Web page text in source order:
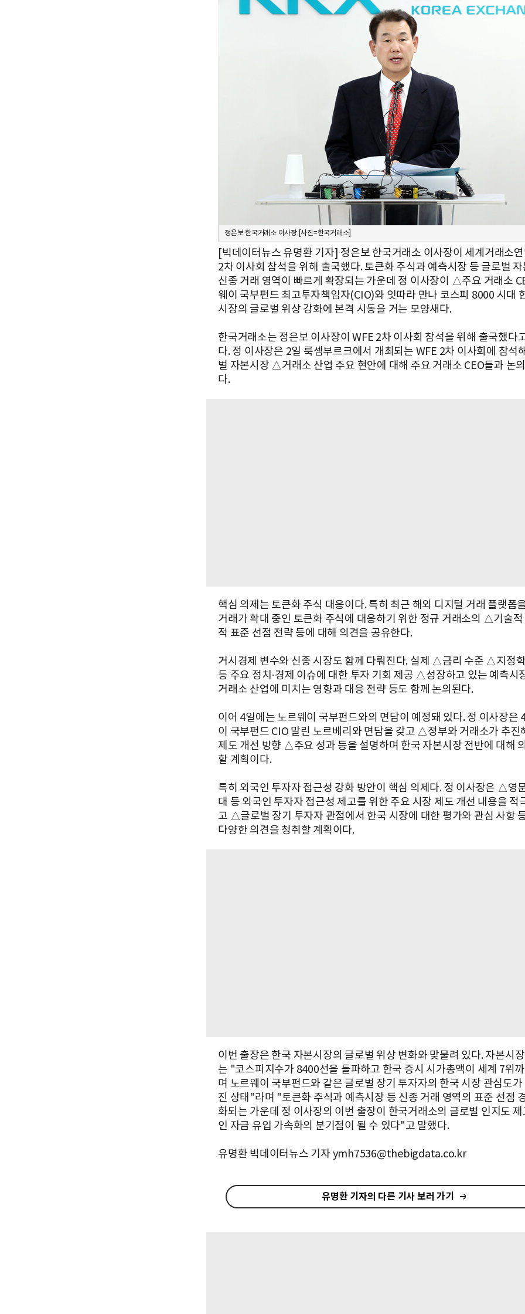
정은보 한국거래소 이사장.[사진=한국거래소]
[빅데이터뉴스 유명환 기자] 정은보 한국거래소 이사장이 세계거래소
2차 이사회 참석을 위해 출국했다. 토큰화 주식과 예측시장 등 글로벌 자
신종 거래 영역이 빠르게 확장되는 가운데 정 이사장이 △주요 거래소
웨이 국부펀드 최고투자책임자(CIO)와 잇따라 만나 코스피 8000 시대
시장의 글로벌 위상 강화에 본격 시동을 거는 모양새다.
한국거래소는 정은보 이사장이 WFE 2차 이사회 참석을 위해 출국했다
다. 정 이사장은 2일 룩셈부르크에서 개최되는 WFE 2차 이사회에 참석
벌 자본시장 △거래소 산업 주요 현안에 대해 주요 거래소 CEO들과 논의
다.
핵심 의제는 토큰화 주식 대응이다. 특히 최근 해외 디지털 거래 플랫폼
거래가 확대 중인 토큰화 주식에 대응하기 위한 정규 거래소의 △기술
적 표준 선점 전략 등에 대해 의견을 공유한다.
거시경제 변수와 신종 시장도 함께 다뤄진다. 실제 △금리 수준 △지정
등 주요 정치·경제 이슈에 대한 투자 기회 제공 △성장하고 있는 예측시
거래소 산업에 미치는 영향과 대응 전략 등도 함께 논의된다.
이어 4일에는 노르웨이 국부펀드와의 면담이 예정돼 있다. 정 이사장은
이 국부펀드 CIO 말린 노르베리와 면담을 갖고 △정부와 거래소가 추진
제도 개선 방향 △주요 성과 등을 설명하며 한국 자본시장 전반에 대해
할 계획이다.
특히 외국인 투자자 접근성 강화 방안이 핵심 의제다. 정 이사장은 △영
대 등 외국인 투자자 접근성 제고를 위한 주요 시장 제도 개선 내용을 적
고 △글로벌 장기 투자자 관점에서 한국 시장에 대한 평가와 관심 사항
다양한 의견을 청취할 계획이다.
이번 출장은 한국 자본시장의 글로벌 위상 변화와 맞물려 있다. 자본시
는 "코스피지수가 8400선을 돌파하고 한국 증시 시가총액이 세계 7위
며 노르웨이 국부펀드와 같은 글로벌 장기 투자자의 한국 시장 관심도가
진 상태"라며 "토큰화 주식과 예측시장 등 신종 거래 영역의 표준 선점
화되는 가운데 정 이사장의 이번 출장이 한국거래소의 글로벌 인지도
인 자금 유입 가속화의 분기점이 될 수 있다"고 말했다.
유명환 빅데이터뉴스 기자 ymh7536@thebigdata.co.kr
유명환 기자의 다른 기사 보러 가기